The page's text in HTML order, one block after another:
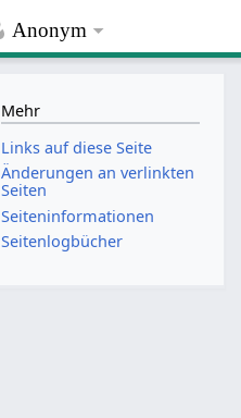
Anonym
Mehr
Links auf diese Seite
Änderungen an verlinkten
Seiten
Seiten­­informationen
Seitenlogbücher